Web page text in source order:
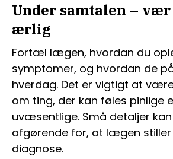
Under samtalen – vær
ærlig
Fortæl lægen, hvordan du
symptomer, og hvordan de
hverdag. Det er vigtigt at
om ting, der kan føles pinlige
uvæsentlige. Små detaljer
afgørende for, at lægen
diagnose.